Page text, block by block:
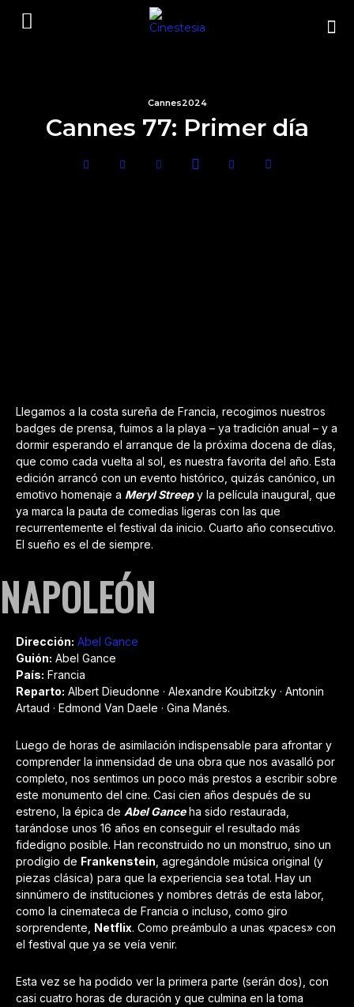
Cannes2024
Cannes 77: Primer día
Llegamos a la costa sureña de Francia, recogimos nuestros
badges de prensa, fuimos a la playa – ya tradición anual – y a
dormir esperando el arranque de la próxima docena de días,
que como cada vuelta al sol, es nuestra favorita del año. Esta
edición arrancó con un evento histórico, quizás canónico, un
emotivo homenaje a Meryl Streepy la película inaugural, que
ya marca la pauta de comedias ligeras con las que
recurrentemente el festival da inicio. Cuarto año consecutivo.
El sueño es el de siempre.
NAPOLEÓN
Dirección: Abel Gance
Guión: Abel Gance
País: Francia
Reparto: Albert Dieudonne · Alexandre Koubitzky · Antonin
Artaud · Edmond Van Daele · Gina Manés.
Luego de horas de asimilación indispensable para afrontar y
comprender la inmensidad de una obra que nos avasalló por
completo, nos sentimos un poco más prestos a escribir sobre
este monumento del cine. Casi cien años después de su
estreno, la épica de Abel Ganceha sido restaurada,
tarándose unos 16 años en conseguir el resultado más
fidedigno posible. Han reconstruido no un monstruo, sino un
prodigio de Frankenstein , agregándole música original (y
piezas clásica) para que la experiencia sea total. Hay un
sinnúmero de instituciones y nombres detrás de esta labor,
como la cinemateca de Francia o incluso, como giro
sorprendente, Netflix. Como preámbulo a unas «paces» con
el festival que ya se veía venir.
Esta vez se ha podido ver la primera parte (serán dos), con
casi cuatro horas de duración y que culmina en la toma